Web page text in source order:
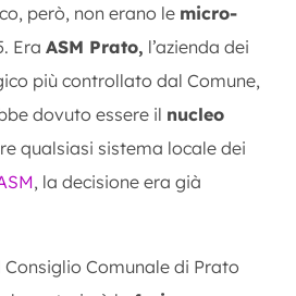
però, non erano le micro-
Era ASM Prato, l’azienda dei
più controllato dal Comune,
dovuto essere il nucleo
qualsiasi sistema locale dei
, la decisione era già
Consiglio Comunale di Prato